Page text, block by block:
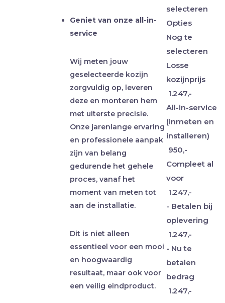
Geniet van onze all-in-
service
Wij meten jouw
geselecteerde kozijn
zorgvuldig op, leveren
deze en monteren hem
met uiterste precisie.
Onze jarenlange ervaring
en professionele aanpak
zijn van belang
gedurende het gehele
proces, vanaf het
moment van meten tot
aan de installatie.
Dit is niet alleen
essentieel voor een mooi
en hoogwaardig
resultaat, maar ook voor
een veilig eindproduct.
selecteren
Opties
Nog te
selecteren
Losse
kozijnprijs
1.247,-
All-in-service
(inmeten en
installeren)
950,-
Compleet al
voor
1.247,-
- Betalen bij
oplevering
1.247,-
- Nu te
betalen
bedrag
1.247,-